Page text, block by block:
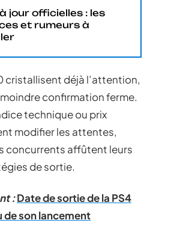
jour officielles : les
et rumeurs à
cristallisent déjà l’attention,
confirmation ferme.
technique ou prix
modifier les attentes,
concurrents affûtent leurs
de sortie.
:Date de sortie de la PS4
de son lancement